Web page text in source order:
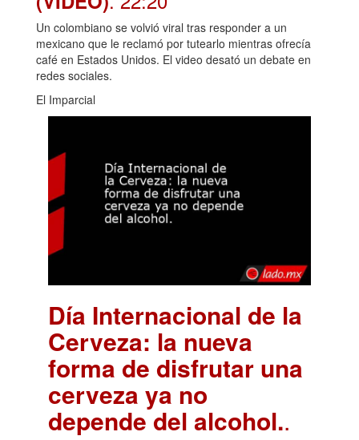
Un colombiano se volvió viral tras responder a un
mexicano que le reclamó por tutearlo mientras ofrecía
café en Estados Unidos. El video desató un debate en
redes sociales.
El Imparcial
Día Internacional de la
Cerveza: la nueva
forma de disfrutar una
cerveza ya no
depende del alcohol..